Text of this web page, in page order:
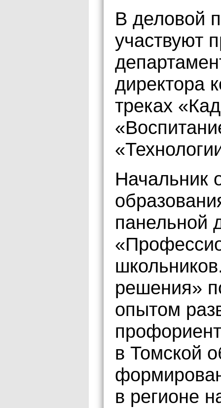
В деловой
участвуют
директора
треках
Начальник
панельной
решения»
опытом
в Томской
в регионе